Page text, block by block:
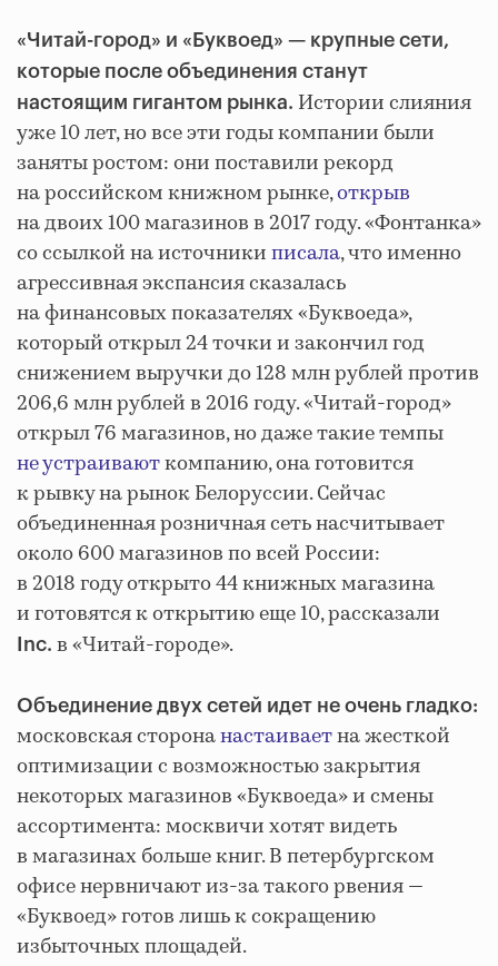
«Читай-город» и «Буквоед» — крупные сети,
которые после объединения станут
настоящим гигантом рынка. Истории слияния
уже 10 лет, но все эти годы компании были
заняты ростом: они поставили рекорд
на российском книжном рынке,открыв
на двоих 100 магазинов в 2017 году. «Фонтанка»
со ссылкой на источникиписала, что именно
агрессивная экспансия сказалась
на финансовых показателях «Буквоеда»,
который открыл 24 точки и закончил год
снижением выручки до 128 млн рублей против
206,6 млн рублей в 2016 году. «Читай-город»
открыл 76 магазинов, но даже такие темпы
не устраиваюткомпанию, она готовится
к рывку на рынок Белоруссии. Сейчас
объединенная розничная сеть насчитывает
около 600 магазинов по всей России:
в 2018 году открыто 44 книжных магазина
и готовятся к открытию еще 10, рассказали
Inc. в «Читай-городе».
Объединение двух сетей идет не очень гладко:
московская сторонанастаиваетна жесткой
оптимизации с возможностью закрытия
некоторых магазинов «Буквоеда» и смены
ассортимента: москвичи хотят видеть
в магазинах больше книг. В петербургском
офисе нервничают из-за такого рвения —
«Буквоед» готов лишь к сокращению
избыточных площадей.